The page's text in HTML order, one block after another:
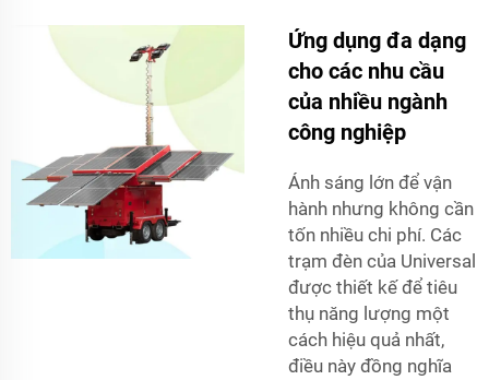
Ứng dụng đa dạng
cho các nhu cầu
của nhiều ngành
công nghiệp
Ánh sáng lớn để vận
hành nhưng không cần
tốn nhiều chi phí. Các
trạm đèn của Universal
được thiết kế để tiêu
thụ năng lượng một
cách hiệu quả nhất,
điều này đồng nghĩa